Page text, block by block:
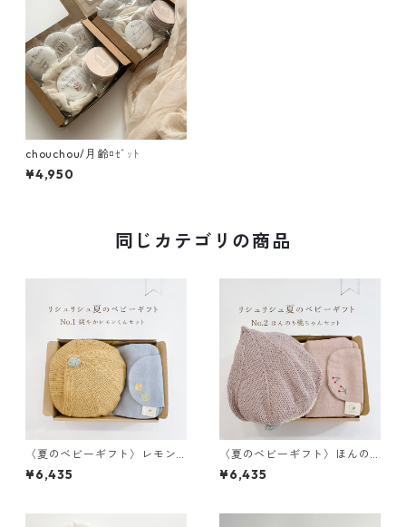
chouchou/月齢ﾛｾﾞｯﾄ
¥4,950
同じカテゴリの商品
〈夏のベビーギフト〉レモン
くんセット
¥6,435
〈夏のベビーギフト〉ほんの
り桃ちゃんセット
¥6,435